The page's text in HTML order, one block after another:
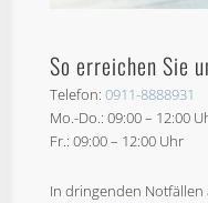
So erreichen Sie
Telefon:0911-8888931
Mo.-Do.: 09:00 – 12:00
Fr.: 09:00 – 12:00 Uhr
In dringenden